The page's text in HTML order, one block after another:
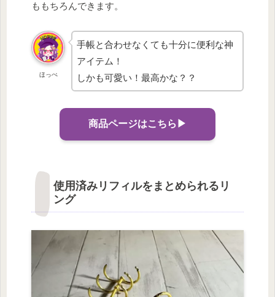
ももちろんできます。
ほっぺ
手帳と合わせなくても十分に便利な神
アイテム！
しかも可愛い！最高かな？？
商品ページはこちら▶︎
使用済みリフィルをまとめられるリ
ング